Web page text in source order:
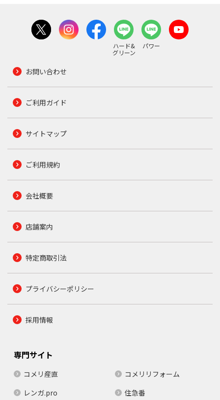
ハード&
グリーン
パワー
お問い合わせ
ご利用ガイド
サイトマップ
ご利用規約
会社概要
店舗案内
特定商取引法
プライバシーポリシー
採用情報
専門サイト
コメリ産直
コメリリフォーム
レンガ.pro
住急番